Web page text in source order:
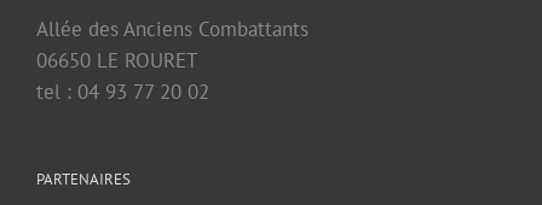
Allée des Anciens Combattants
06650 LE ROURET
tel : 04 93 77 20 02
PARTENAIRES